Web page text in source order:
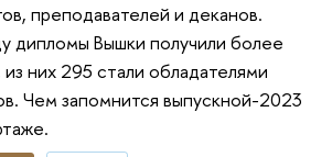
преподавателей и деканов.
дипломы Вышки получили более
них 295 стали обладателями
Чем запомнится выпускной-2023